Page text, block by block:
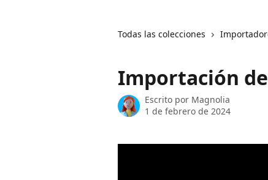
Todas las colecciones
Importación
Escrito por Magnolia
1 de febrero de 2024